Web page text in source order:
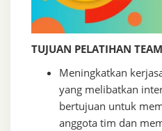
TUJUAN PELATIHAN
Meningkatkan
yang melibatkan
bertujuan untuk
anggota tim dan